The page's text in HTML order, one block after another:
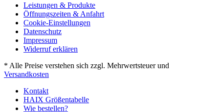
Leistungen & Produkte
Öffnungszeiten & Anfahrt
Cookie-Einstellungen
Datenschutz
Impressum
Widerruf erklären
* Alle Preise verstehen sich zzgl. Mehrwertsteuer und
Versandkosten
Kontakt
HAIX Größentabelle
Wie bestellen?